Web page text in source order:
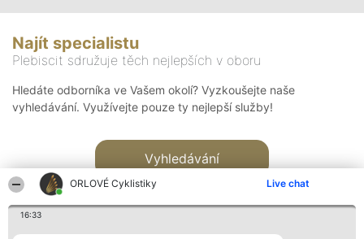
ORLOVÉ Cyklistiky Live chat
16:33
Najít specialistu
Plebiscit sdružuje těch nejlepších v oboru
Hledáte odborníka ve Vašem okolí? Vyzkoušejte naše
vyhledávání. Využívejte pouze ty nejlepší služby!
Vyhledávání